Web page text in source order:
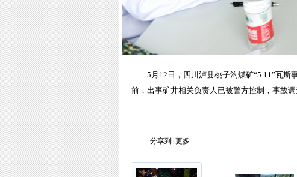
5月12日，四川泸县桃子沟煤矿“5.11”瓦
前，出事矿井相关负责人已被警方控制，事故
分享到: 更多...